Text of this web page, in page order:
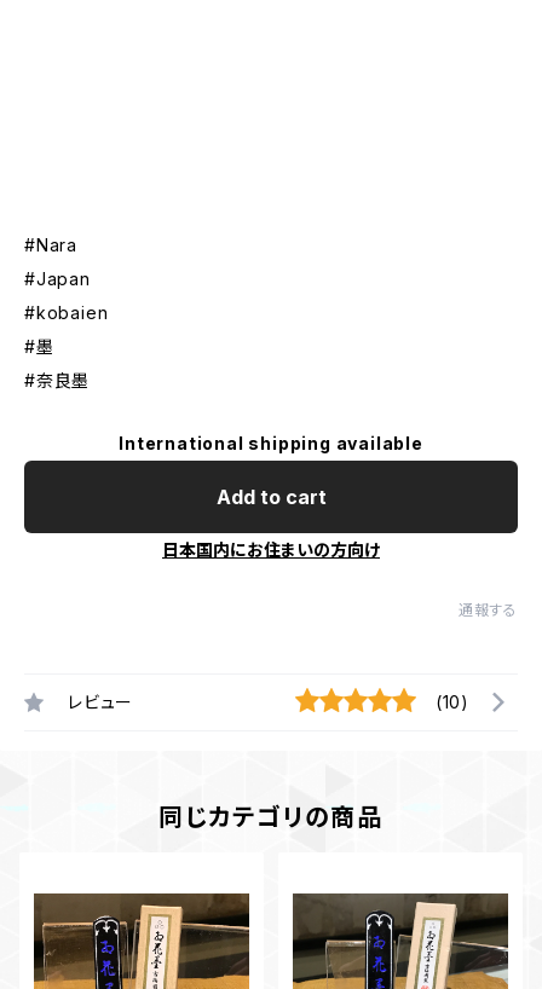
#Nara
#Japan
#kobaien
#墨
#奈良墨
International shipping available
Add to cart
日本国内にお住まいの方向け
通報する
レビュー (10)
同じカテゴリの商品